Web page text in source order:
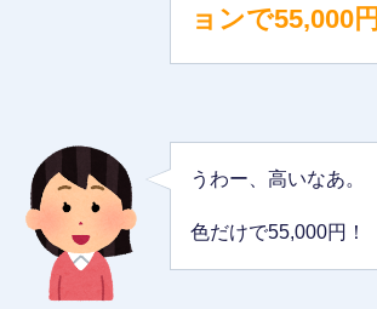
ョンで55,000円
うわー、高いなあ。
色だけで55,000円！